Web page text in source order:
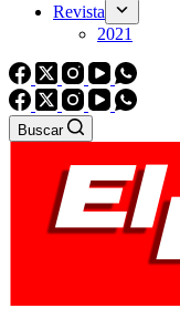
Revista
2021
Buscar